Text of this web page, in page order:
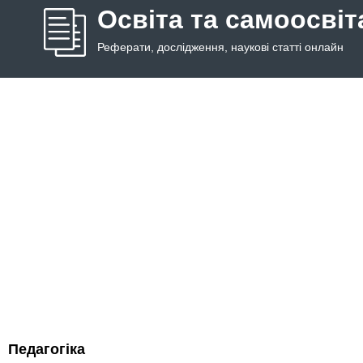
Освіта та
Реферати, дослідження, наукові статті онлайн
Педагогіка